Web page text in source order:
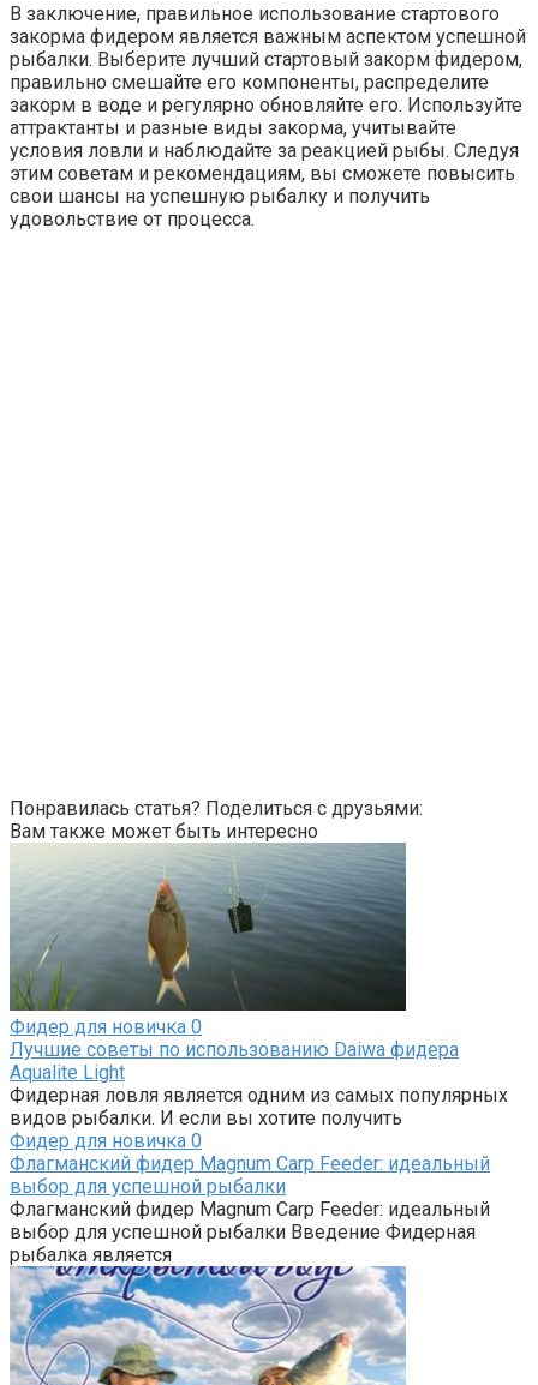
В заключение, правильное использование стартового
закорма фидером является важным аспектом успешной
рыбалки. Выберите лучший стартовый закорм фидером,
правильно смешайте его компоненты, распределите
закорм в воде и регулярно обновляйте его. Используйте
аттрактанты и разные виды закорма, учитывайте
условия ловли и наблюдайте за реакцией рыбы. Следуя
этим советам и рекомендациям, вы сможете повысить
свои шансы на успешную рыбалку и получить
удовольствие от процесса.
Понравилась статья? Поделиться с друзьями:
Вам также может быть интересно
Фидер для новичка 0
Лучшие советы по использованию Daiwa фидера
Aqualite Light
Фидерная ловля является одним из самых популярных
видов рыбалки. И если вы хотите получить
Фидер для новичка 0
Флагманский фидер Magnum Carp Feeder: идеальный
выбор для успешной рыбалки
Флагманский фидер Magnum Carp Feeder: идеальный
выбор для успешной рыбалки Введение Фидерная
рыбалка является